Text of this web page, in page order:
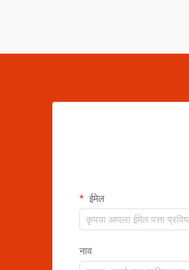
ईमेल
नाव